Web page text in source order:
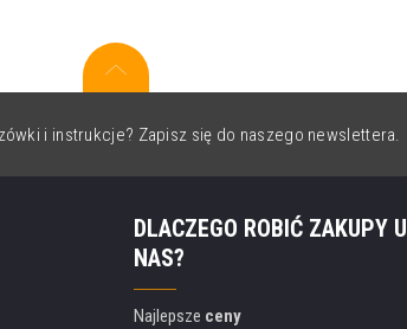
i instrukcje? Zapisz się do naszego newslettera.
DLACZEGO ROBIĆ ZAKUPY U
NAS?
Najlepsze ceny